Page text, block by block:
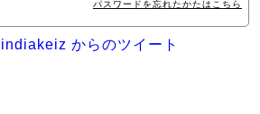
パスワードを忘れたかたはこちら
からのツイート